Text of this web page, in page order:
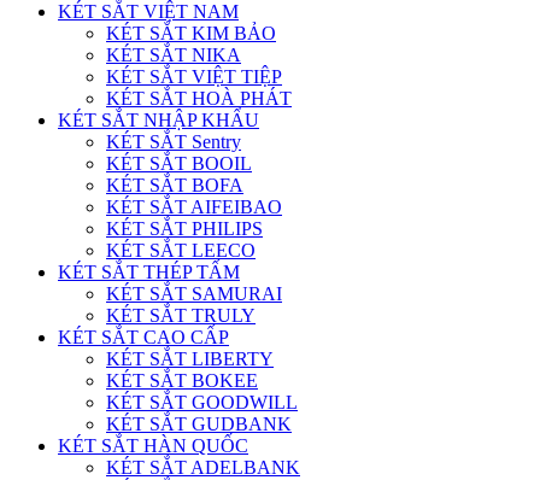
KÉT SẮT VIỆT NAM
KÉT SẮT KIM BẢO
KÉT SẮT NIKA
KÉT SẮT VIỆT TIỆP
KÉT SẮT HOÀ PHÁT
KÉT SẮT NHẬP KHẨU
KÉT SẮT Sentry
KÉT SẮT BOOIL
KÉT SẮT BOFA
KÉT SẮT AIFEIBAO
KÉT SẮT PHILIPS
KÉT SẮT LEECO
KÉT SẮT THÉP TẤM
KÉT SẮT SAMURAI
KÉT SẮT TRULY
KÉT SẮT CAO CẤP
KÉT SẮT LIBERTY
KÉT SẮT BOKEE
KÉT SẮT GOODWILL
KÉT SẮT GUDBANK
KÉT SẮT HÀN QUỐC
KÉT SẮT ADELBANK